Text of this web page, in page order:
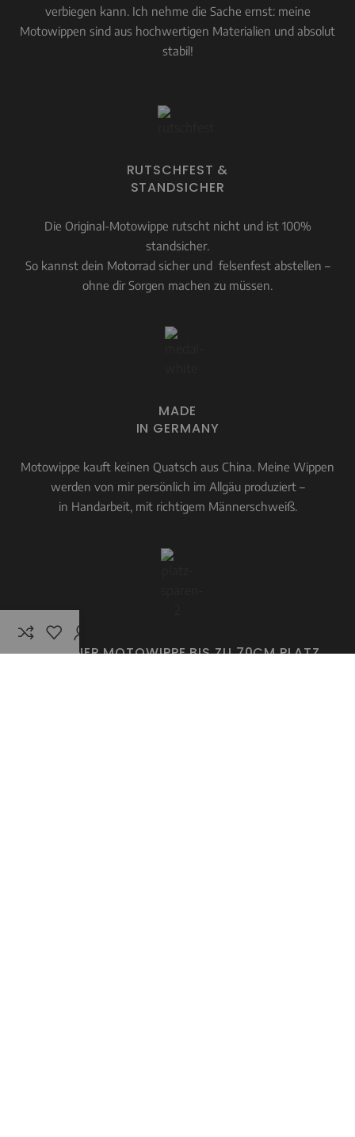
verbiegen kann. Ich nehme die Sache ernst: meine
Motowippen sind aus hochwertigen Materialien und absolut
stabil!
RUTSCHFEST &
STANDSICHER
Die Original-Motowippe rutscht nicht und ist 100%
standsicher.
So kannst dein Motorrad sicher und felsenfest abstellen –
ohne dir Sorgen machen zu müssen.
MADE
IN GERMANY
Motowippe kauft keinen Quatsch aus China. Meine Wippen
werden von mir persönlich im Allgäu produziert –
in Handarbeit, mit richtigem Männerschweiß.
MIT EINER MOTOWIPPE BIS ZU 70CM PLATZ